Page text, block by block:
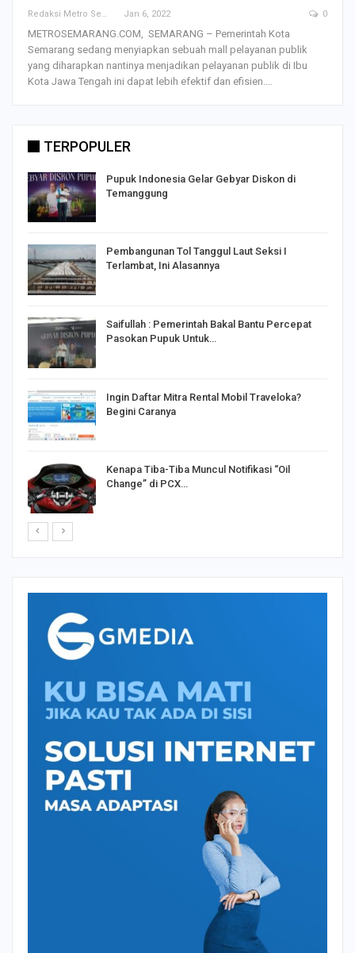
Redaksi Metro Semarang Jan 6, 2022 0
METROSEMARANG.COM, SEMARANG – Pemerintah Kota
Semarang sedang menyiapkan sebuah mall pelayanan publik
yang diharapkan nantinya menjadikan pelayanan publik di Ibu
Kota Jawa Tengah ini dapat lebih efektif dan efisien.…
TERPOPULER
Pupuk Indonesia Gelar Gebyar Diskon di
Temanggung
Pembangunan Tol Tanggul Laut Seksi I
Terlambat, Ini Alasannya
Saifullah : Pemerintah Bakal Bantu Percepat
Pasokan Pupuk Untuk…
Ingin Daftar Mitra Rental Mobil Traveloka?
Begini Caranya
Kenapa Tiba-Tiba Muncul Notifikasi “Oil
Change” di PCX…